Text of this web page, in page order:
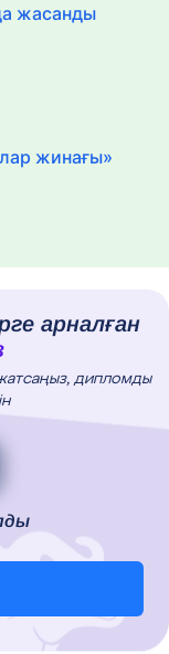
жасанды
жинағы»
арналған
дипломды